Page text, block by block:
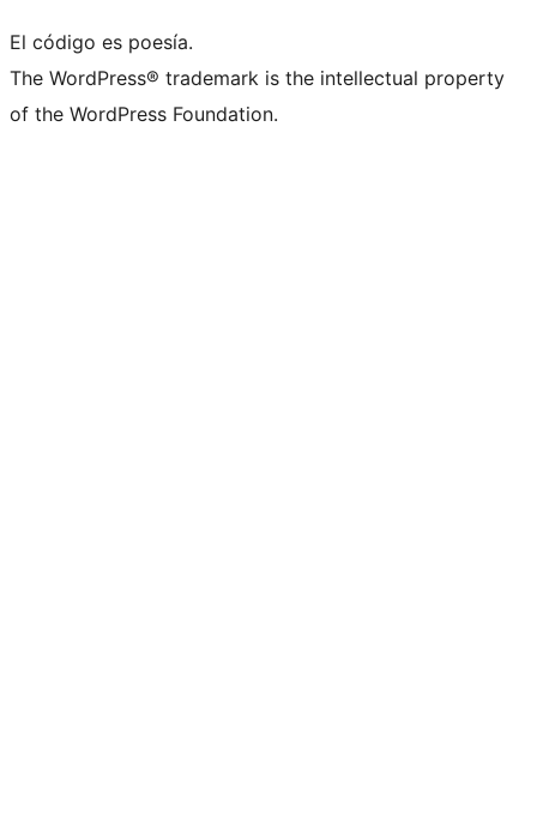
El código es poesía.
The WordPress® trademark is the intellectual property
of the WordPress Foundation.